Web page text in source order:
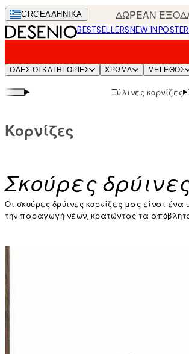
Skip
to
main
GRC ΕΛΛΗΝΙΚΆ ΔΩΡΕΑΝ
BESTSELLERSNEW INPOSTER
ΌΛΕΣ ΟΙ ΚΑΤΗΓΟΡΊΕΣ ΧΡΩΜΑ ΜΕΓΕΘΟΣ
▸ Ξύλινες κορνίζες▸
Σκούρες
Κορνίζες
Οι σκούρες δρύινες κορνίζες μας είναι
την παραγωγή νέων, κρατώντας τα
Διαβάστε περισσότερα